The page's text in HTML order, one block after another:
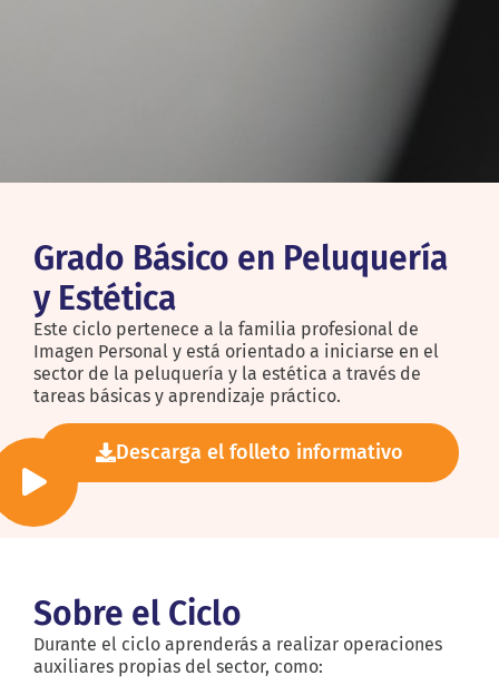
Grado Básico en Peluquería
y Estética
Este ciclo pertenece a la familia profesional de
Imagen Personal y está orientado a iniciarse en el
sector de la peluquería y la estética a través de
tareas básicas y aprendizaje práctico.
Descarga el folleto informativo
Sobre el Ciclo
Durante el ciclo aprenderás a realizar operaciones
auxiliares propias del sector, como: